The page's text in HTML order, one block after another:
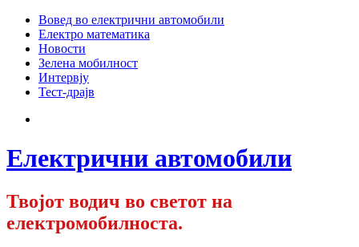
Skip
content
Вовед во електрични автомобили
Електро математика
Новости
Зелена мобилност
Интервју
Тест-драјв
Електрични автомобили
Твојот водич во светот на
електромобилноста.